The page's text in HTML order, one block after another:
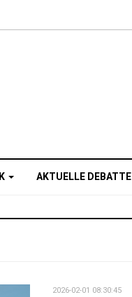
AKTUELLE DEBATTE
2026-02-01 08:30:45